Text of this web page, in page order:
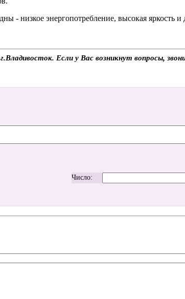
- низкое энергопотребление, высокая яркость
Если у Вас возникнут вопросы,
Число: